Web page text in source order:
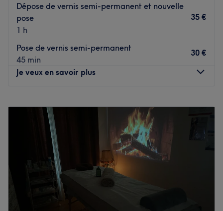
Dépose de vernis semi-permanent et nouvelle
pose
1 h
35 €
Pose de vernis semi-permanent
45 min
30 €
Je veux en savoir plus
10:30
Mercredi
13:00
10:30
Vendredi
10:30
Samedi
Dimanche
Coccinail est un espace d’onglerie aménagé chez votre